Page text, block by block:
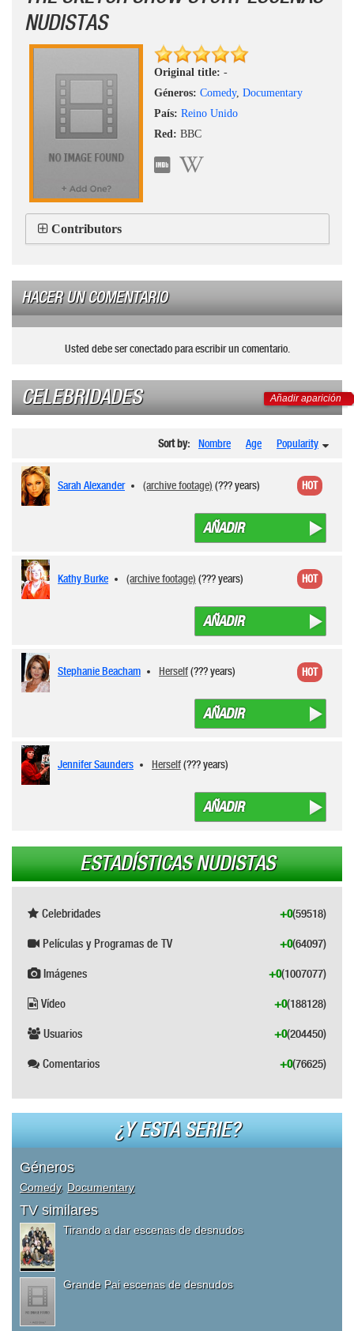
NUDISTAS
Original title: -
Géneros: Comedy, Documentary
País: Reino Unido
Red: BBC
Contributors
HACER UN COMENTARIO
Usted debe ser conectado para escribir un comentario.
CELEBRIDADES Añadir aparición
Sort by: Nombre Age Popularity
Sarah Alexander (archive footage) (??? years)
AÑADIR
HOT
Kathy Burke (archive footage) (??? years)
AÑADIR
HOT
Stephanie Beacham Herself(??? years)
AÑADIR
HOT
Jennifer Saunders Herself(??? years)
AÑADIR
ESTADÍSTICAS NUDISTAS
Celebridades (59518)
+0
Películas y Programas de TV (64097)
+0
Imágenes (1007077)
+0
Vídeo (188128)
+0
Usuarios (204450)
+0
Comentarios (76625)
+0
¿Y ESTA SERIE?
Géneros
Comedy, Documentary
TV similares
Tirando a dar escenas de desnudos
Grande Pai escenas de desnudos